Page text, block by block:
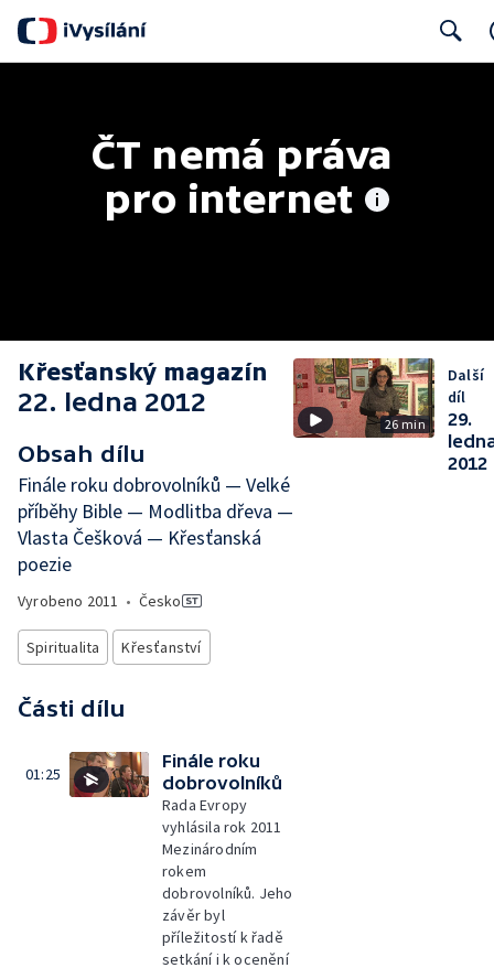
ČT nemá práva
pro internet
Křesťanský magazín
22. ledna 2012
Obsah dílu
Finále roku dobrovolníků — Velké
příběhy Bible — Modlitba dřeva —
Vlasta Češková — Křesťanská
poezie
Vyrobeno 2011 • Česko
Spiritualita Křesťanství
Části dílu
01:25
Finále roku
dobrovolníků
Rada Evropy
vyhlásila rok 2011
Mezinárodním
rokem
dobrovolníků. Jeho
závěr byl
příležitostí k řadě
setkání i k ocenění
26 min
Další
díl
29.
2012